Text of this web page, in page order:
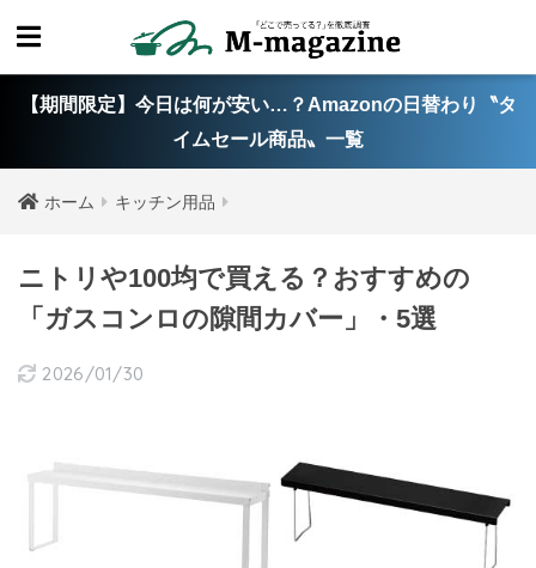
【期間限定】今日は何が安い…？Amazonの日替わり〝タ
イムセール商品〟一覧
ホーム キッチン用品
ニトリや100均で買える？おすすめの
「ガスコンロの隙間カバー」・5選
2026/01/30